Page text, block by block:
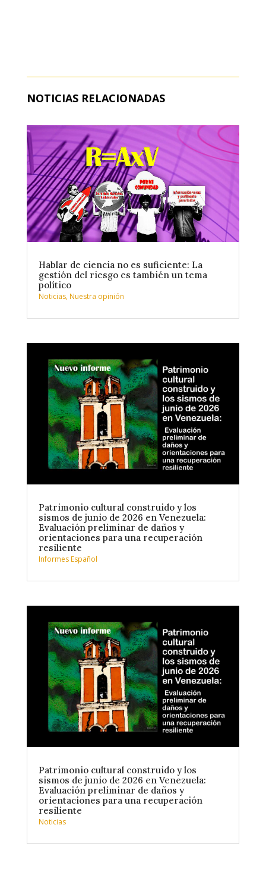
NOTICIAS RELACIONADAS
Hablar de ciencia no es suficiente: La
gestión del riesgo es también un tema
político
Noticias,Nuestra opinión
Patrimonio cultural construido y los
sismos de junio de 2026 en Venezuela:
Evaluación preliminar de daños y
orientaciones para una recuperación
resiliente
Informes Español
Patrimonio cultural construido y los
sismos de junio de 2026 en Venezuela:
Evaluación preliminar de daños y
orientaciones para una recuperación
resiliente
Noticias